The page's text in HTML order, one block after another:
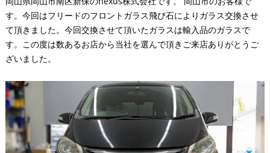
す。今回はフリードのフロントガラス飛び石によりガラス交換させ
て頂きました。今回交換させて頂いたガラスは輸入品のガラスで
す。この度は数あるお店から当社を選んで頂きご来店ありがとうご
ざいました。